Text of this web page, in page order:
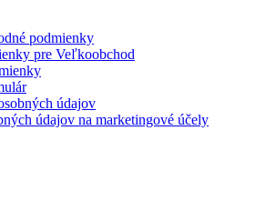
podmienky
pre Veľkoobchod
údajov
údajov na marketingové účely